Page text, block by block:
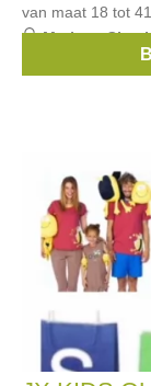
van maat 18 tot
Merken: